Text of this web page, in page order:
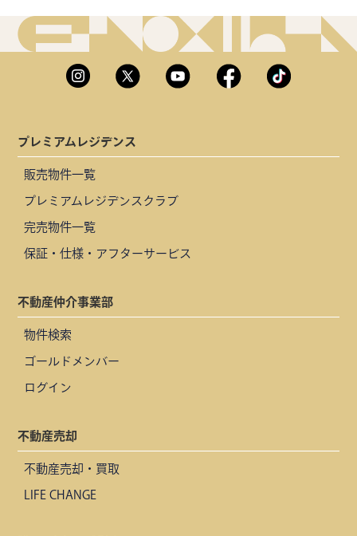
プレミアムレジデンス
販売物件一覧
プレミアムレジデンスクラブ
完売物件一覧
保証・仕様・アフターサービス
不動産仲介事業部
物件検索
ゴールドメンバー
ログイン
不動産売却
不動産売却・買取
LIFE CHANGE